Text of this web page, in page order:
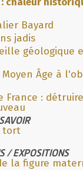
Bayard
jadis
géologique
Âge à
:
tort
/ EXPOSITIONS
la figure